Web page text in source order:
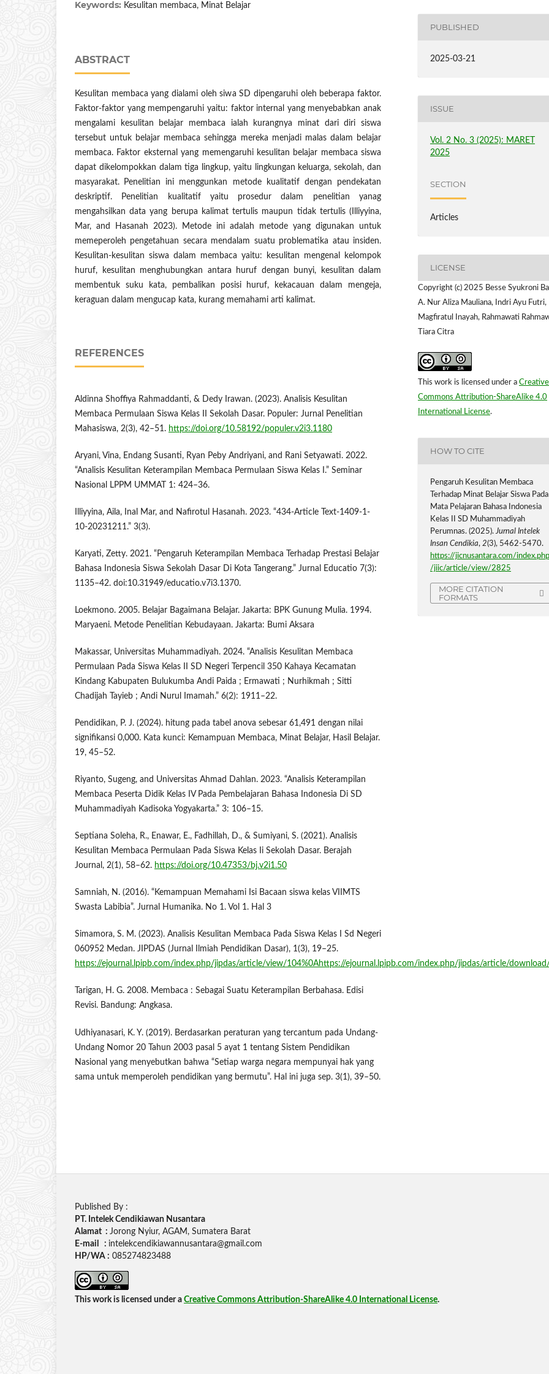
Keywords: Kesulitan membaca, Minat Belajar
ABSTRACT
Kesulitan membaca yang dialami oleh siwa SD dipengaruhi oleh beberapa faktor.
Faktor-faktor yang mempengaruhi yaitu: faktor internal yang menyebabkan anak
mengalami kesulitan belajar membaca ialah kurangnya minat dari diri siswa
tersebut untuk belajar membaca sehingga mereka menjadi malas dalam belajar
membaca. Faktor eksternal yang memengaruhi kesulitan belajar membaca siswa
dapat dikelompokkan dalam tiga lingkup, yaitu lingkungan keluarga, sekolah, dan
masyarakat.
Penelitian ini menggunkan metode kualitatif dengan pendekatan
deskriptif. Penelitian kualitatif yaitu prosedur dalam penelitian yanag
mengahsilkan data yang berupa kalimat tertulis maupun tidak tertulis (Illiyyina,
Mar, and Hasanah 2023). Metode ini adalah metode yang digunakan untuk
memeperoleh pengetahuan secara mendalam suatu problematika atau insiden.
Kesulitan-kesulitan siswa dalam membaca yaitu: kesulitan mengenal kelompok
huruf, kesulitan menghubungkan antara huruf dengan bunyi, kesulitan dalam
membentuk suku kata, pembalikan posisi huruf, kekacauan dalam mengeja,
keraguan dalam mengucap kata, kurang memahami arti kalimat.
REFERENCES
Aldinna Shoffiya Rahmaddanti, & Dedy Irawan. (2023). Analisis Kesulitan
Membaca Permulaan Siswa Kelas II Sekolah Dasar. Populer: Jurnal Penelitian
Mahasiswa, 2(3), 42–51. https://doi.org/10.58192/populer.v2i3.1180
Aryani, Vina, Endang Susanti, Ryan Peby Andriyani, and Rani Setyawati. 2022.
“Analisis Kesulitan Keterampilan Membaca Permulaan Siswa Kelas I.” Seminar
Nasional LPPM UMMAT 1: 424–36.
Illiyyina, Aila, Inal Mar, and Nafirotul Hasanah. 2023. “434-Article Text-1409-1-
10-20231211.” 3(3).
Karyati, Zetty. 2021. “Pengaruh Keterampilan Membaca Terhadap Prestasi Belajar
Bahasa Indonesia Siswa Sekolah Dasar Di Kota Tangerang.” Jurnal Educatio 7(3):
1135–42. doi:10.31949/educatio.v7i3.1370.
Loekmono. 2005. Belajar Bagaimana Belajar. Jakarta: BPK Gunung Mulia. 1994.
Maryaeni. Metode Penelitian Kebudayaan. Jakarta: Bumi Aksara
Makassar, Universitas Muhammadiyah. 2024. “Analisis Kesulitan Membaca
Permulaan Pada Siswa Kelas II SD Negeri Terpencil 350 Kahaya Kecamatan
Kindang Kabupaten Bulukumba Andi Paida ; Ermawati ; Nurhikmah ; Sitti
Chadijah Tayieb ; Andi Nurul Imamah.” 6(2): 1911–22.
Pendidikan, P. J. (2024). hitung pada tabel anova sebesar 61,491 dengan nilai
signifikansi 0,000. Kata kunci: Kemampuan Membaca, Minat Belajar, Hasil Belajar.
19, 45–52.
Riyanto, Sugeng, and Universitas Ahmad Dahlan. 2023. “Analisis Keterampilan
Membaca Peserta Didik Kelas IV Pada Pembelajaran Bahasa Indonesia Di SD
Muhammadiyah Kadisoka Yogyakarta.” 3: 106–15.
Septiana Soleha, R., Enawar, E., Fadhillah, D., & Sumiyani, S. (2021). Analisis
Kesulitan Membaca Permulaan Pada Siswa Kelas Ii Sekolah Dasar. Berajah
Journal, 2(1), 58–62. https://doi.org/10.47353/bj.v2i1.50
Samniah, N. (2016). “Kemampuan Memahami Isi Bacaan siswa kelas VIIMTS
Swasta Labibia”. Jurnal Humanika. No 1. Vol 1. Hal 3
Simamora, S. M. (2023). Analisis Kesulitan Membaca Pada Siswa Kelas I Sd Negeri
060952 Medan. JIPDAS (Jurnal Ilmiah Pendidikan Dasar), 1(3), 19–25.
https://ejournal.lpipb.com/index.php/jipdas/article/view/104%0Ahttps://ejournal.lpipb.com/index.php/jipdas/article/
Tarigan, H. G. 2008. Membaca : Sebagai Suatu Keterampilan Berbahasa. Edisi
Revisi. Bandung: Angkasa.
Udhiyanasari, K. Y. (2019). Berdasarkan peraturan yang tercantum pada Undang-
Undang Nomor 20 Tahun 2003 pasal 5 ayat 1 tentang Sistem Pendidikan
Nasional yang menyebutkan bahwa “Setiap warga negara mempunyai hak yang
sama untuk memperoleh pendidikan yang bermutu”. Hal ini juga sep. 3(1), 39–50.
PUBLISHED
2025-03-21
ISSUE
Vol. 2 No. 3 (2025): MARET
2025
SECTION
Articles
LICENSE
Copyright (c) 2025 Besse Syukroni
A. Nur Aliza Mauliana, Indri Ayu Futri,
Magfiratul Inayah, Rahmawati
Tiara Citra
This work is licensed under a Creative
Commons Attribution-ShareAlike 4.0
International License.
HOW TO CITE
Pengaruh Kesulitan Membaca
Terhadap Minat Belajar Siswa Pada
Mata Pelajaran Bahasa Indonesia
Kelas II SD Muhammadiyah
Perumnas. (2025).Jurnal Intelek
Insan Cendikia,2(3), 5462-5470.
https://jicnusantara.com/
/jiic/article/view/2825
MORE CITATION
FORMATS
Published By :
PT. Intelek Cendikiawan Nusantara
Alamat : Jorong Nyiur, AGAM, Sumatera Barat
E-mail : intelekcendikiawannusantara@gmail.com
HP/WA : 085274823488
This work is licensed under a Creative Commons Attribution-ShareAlike 4.0 International License.